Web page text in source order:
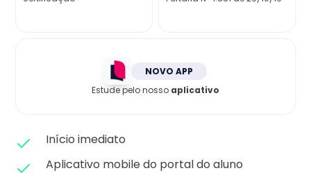
NOVO APP
Estude pelo nosso aplicativo
Início imediato
Aplicativo mobile do portal do aluno